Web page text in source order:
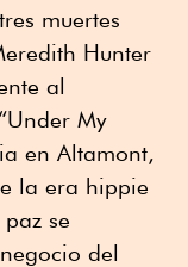
muertes
Hunter
al
My
en Altamont,
la era hippie
se
del